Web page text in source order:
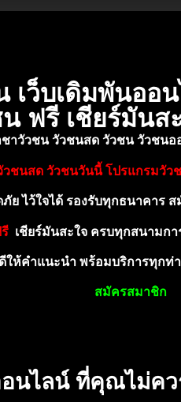
เว็บเดิมพันอ
ฟรี เชียร์มัน
าวัวชน วัวชนสด วัวชน วัวชนอ
วชนสด วัวชนวันนี้ โปรแกรมวัว
ย ไว้ใจได้ รองรับทุกธนาคาร
เชียร์มันสะใจ ครบทุกสนามกา
ให้คำแนะนำ พร้อมบริการทุกท่
สมัครสมาชิก
นไลน์ ที่คุณไม่คว